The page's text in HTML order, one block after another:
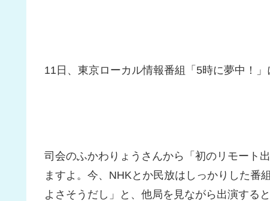
11日、東京ローカル情報番組「5時に夢中！
司会のふかわりょうさんから「初のリモート
ますよ。今、NHKとか民放はしっかりした番
よさそうだし」と、他局を見ながら出演する